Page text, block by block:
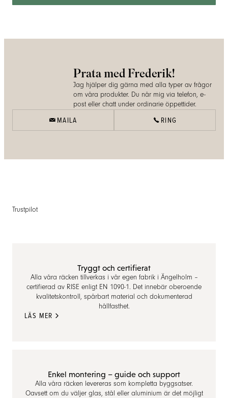
Prata med Frederik!
Jag hjälper dig gärna med alla typer av frågor
om våra produkter. Du når mig via telefon, e-
post eller chatt under ordinarie öppettider.
MAILA RING
Trustpilot
Tryggt och certifierat
Alla våra räcken tillverkas i vår egen fabrik i Ängelholm –
certifierad av RISE enligt EN 1090-1. Det innebär oberoende
kvalitetskontroll, spårbart material och dokumenterad
hållfasthet.
LÄS MER
Enkel montering – guide och support
Alla våra räcken levereras som kompletta byggsatser.
Oavsett om du väljer glas, stål eller aluminium är det möjligt